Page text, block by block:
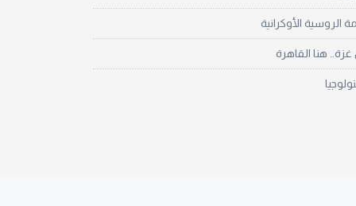
الروسية الأوكرانية
هنا القاهرة